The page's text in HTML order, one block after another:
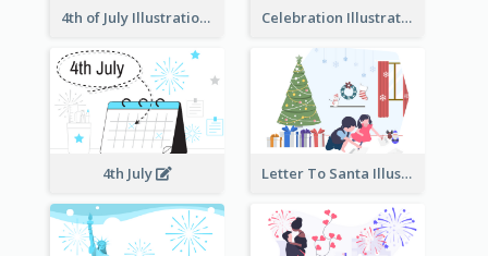
4th of July Illustration Celebration Illustration
4th July Letter To Santa Illustration